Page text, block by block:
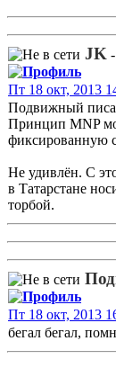
JK -
Пт 18 окт, 2013
Подвижный
Принцип MNP
фиксированную
Не удивлён. С
в Татарстане
торбой.
Пт 18 окт, 2013
бегал бегал,